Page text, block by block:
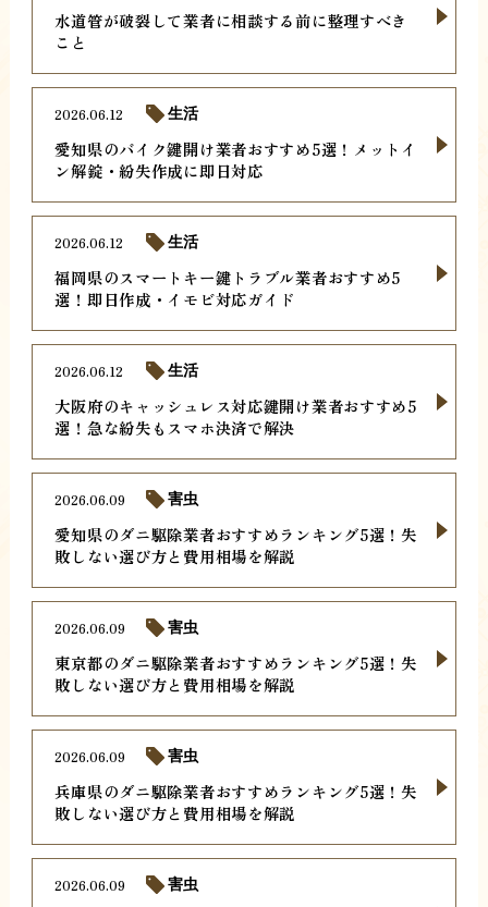
水道管が破裂して業者に相談する前に整理すべき
こと
愛知県のバイク鍵開け業者おすすめ5選！メットイ
ン解錠・紛失作成に即日対応
2026.06.12 生活
福岡県のスマートキー鍵トラブル業者おすすめ5
選！即日作成・イモビ対応ガイド
2026.06.12 生活
大阪府のキャッシュレス対応鍵開け業者おすすめ5
選！急な紛失もスマホ決済で解決
2026.06.12 生活
愛知県のダニ駆除業者おすすめランキング5選！失
敗しない選び方と費用相場を解説
2026.06.09 害虫
東京都のダニ駆除業者おすすめランキング5選！失
敗しない選び方と費用相場を解説
2026.06.09 害虫
兵庫県のダニ駆除業者おすすめランキング5選！失
敗しない選び方と費用相場を解説
2026.06.09 害虫
2026.06.09 害虫